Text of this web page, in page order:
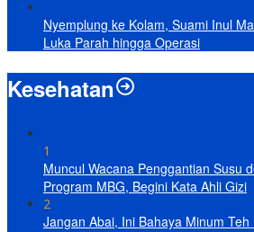
Nyemplung ke Kolam, Suami Inul
Luka Parah hingga Operasi
Kesehatan
1
Muncul Wacana Penggantian Susu
Program MBG, Begini Kata Ahli Gizi
2
Jangan Abai, Ini Bahaya Minum